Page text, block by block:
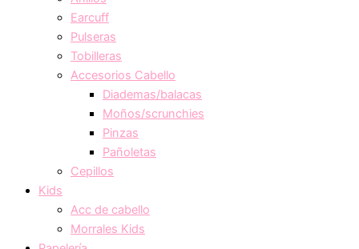
Earcuff
Pulseras
Tobilleras
Accesorios Cabello
Diademas/balacas
Moños/scrunchies
Pinzas
Pañoletas
Cepillos
Kids
Acc de cabello
Morrales Kids